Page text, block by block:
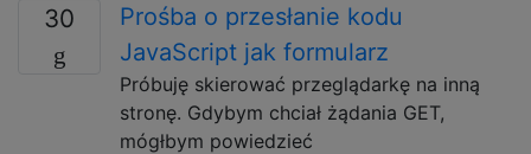
30
Prośba o przesłanie kodu
JavaScript jak formularz
Próbuję skierować przeglądarkę na inną
stronę. Gdybym chciał żądania GET,
mógłbym powiedzieć